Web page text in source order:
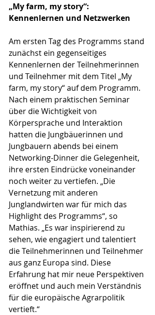
„My farm, my story“:
Kennenlernen und Netzwerken
Am ersten Tag des Programms stand
zunächst ein gegenseitiges
Kennenlernen der Teilnehmerinnen
und Teilnehmer mit dem Titel „My
farm, my story“ auf dem Programm.
Nach einem praktischen Seminar
über die Wichtigkeit von
Körpersprache und Interaktion
hatten die Jungbäuerinnen und
Jungbauern abends bei einem
Networking-Dinner die Gelegenheit,
ihre ersten Eindrücke voneinander
noch weiter zu vertiefen. „Die
Vernetzung mit anderen
Junglandwirten war für mich das
Highlight des Programms“, so
Mathias. „Es war inspirierend zu
sehen, wie engagiert und talentiert
die Teilnehmerinnen und Teilnehmer
aus ganz Europa sind. Diese
Erfahrung hat mir neue Perspektiven
eröffnet und auch mein Verständnis
für die europäische Agrarpolitik
vertieft.“